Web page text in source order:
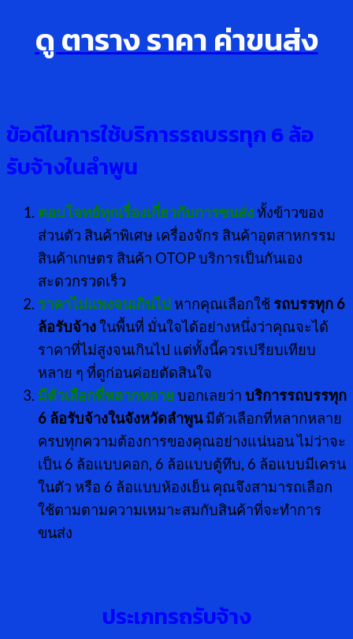
ดู ตาราง ราคา ค่าขนส่ง
ข้อดีในการใช้บริการรถบรรทุก6 ล้อ
รับจ้างในลำพูน
ตอบโจทย์ทุกเรื่องเกี่ยวกับการขนส่งทั้งข้าวของ
ส่วนตัว สินค้าพิเศษ เครื่องจักร สินค้าอุตสาหกรรม
สินค้าเกษตร สินค้า OTOP บริการเป็นกันเอง
สะดวกรวดเร็ว
ราคาไม่แพงจนเกินไป หากคุณเลือกใช้ รถบรรทุก 6
ล้อรับจ้างในพื้นที่ มั่นใจได้อย่างหนึ่งว่าคุณจะได้
ราคาที่ไม่สูงจนเกินไป แต่ทั้งนี้ควรเปรียบเทียบ
หลาย ๆ ที่ดูก่อนค่อยตัดสินใจ
มีตัวเลือกที่หลากหลาย บอกเลยว่า บริการรถบรรทุก
6 ล้อรับจ้างในจังหวัดลำพูนมีตัวเลือกที่หลากหลาย
ครบทุกความต้องการของคุณอย่างแน่นอน ไม่ว่าจะ
เป็น 6 ล้อแบบคอก, 6 ล้อแบบตู้ทึบ, 6 ล้อแบบมีเครน
ในตัว หรือ 6 ล้อแบบห้องเย็น คุณจึงสามารถเลือก
ใช้ตามตามความเหมาะสมกับสินค้าที่จะทำการ
ขนส่ง
ประเภทรถรับจ้าง